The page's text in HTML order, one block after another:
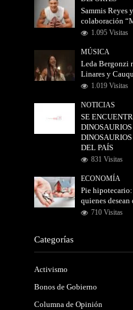
Sammis Reyes
colaboración
1.095 Visitas
MÚSICA
Leda Bergonzi
Linares y
1.019 Visitas
NOTICIAS
SE
DEL PAÍS
831 Visitas
ECONOMÍA
Pie
quienes
710 Visitas
Categorías
Activismo
Bonos de Gobierno
Columna de Opinión